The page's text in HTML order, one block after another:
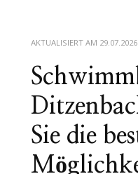
AKTUALISIERT AM 29.07.2026
Sie die